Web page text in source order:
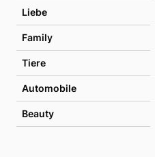
Liebe
Family
Tiere
Automobile
Beauty